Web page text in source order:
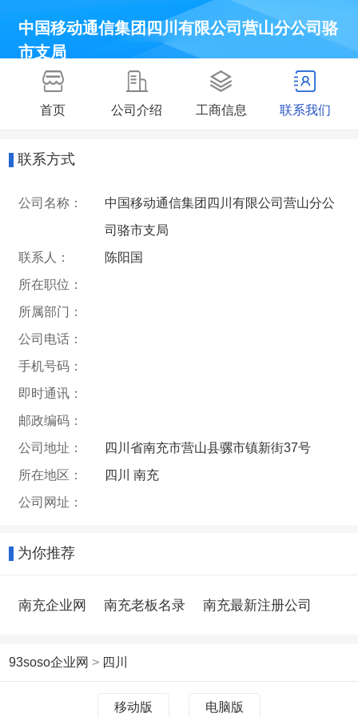
中国移动通信集团四川有限公司营山分公司骆
市支局
首页 公司介绍 工商信息 联系我们
联系方式
公司名称：
中国移动通信集团四川有限公司营山分公
司骆市支局
联系人：
陈阳国
所在职位：
所属部门：
公司电话：
手机号码：
即时通讯：
邮政编码：
公司地址：
四川省南充市营山县骡市镇新街37号
所在地区：
四川 南充
公司网址：
为你推荐
南充企业网 南充老板名录 南充最新注册公司
93soso企业网 > 四川
移动版 电脑版